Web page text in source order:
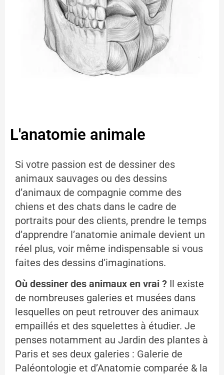
L'anatomie animale
Si votre passion est de dessiner des
animaux sauvages ou des dessins
d’animaux de compagnie comme des
chiens et des chats dans le cadre de
portraits pour des clients, prendre le temps
d’apprendre l’anatomie animale devient un
réel plus, voir même indispensable si vous
faites des dessins d’imaginations.
Où dessiner des animaux en vrai ? Il existe
de nombreuses galeries et musées dans
lesquelles on peut retrouver des animaux
empaillés et des squelettes à étudier. Je
penses notamment au Jardin des plantes à
Paris et ses deux galeries : Galerie de
Paléontologie et d’Anatomie comparée & la